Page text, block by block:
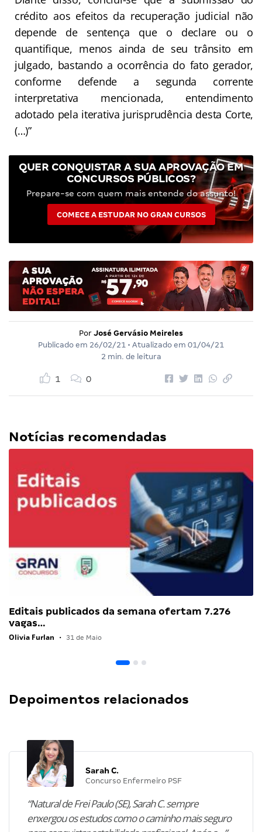
crédito aos efeitos da recuperação judicial não
depende de sentença que o declare ou o
quantifique, menos ainda de seu trânsito em
julgado, bastando a ocorrência do fato gerador,
conforme defende a segunda corrente
interpretativa mencionada, entendimento
adotado pela iterativa jurisprudência desta Corte,
(…)”
QUER CONQUISTAR A SUA APROVAÇÃO EM
CONCURSOS PÚBLICOS?
Prepare-se com quem mais entende do assunto!
COMECE A ESTUDAR NO GRAN CURSOS
Por José Gervásio Meireles
Publicado em 26/02/21 • Atualizado em 01/04/21
2 min. de leitura
1 0
Notícias recomendadas
Editais publicados da semana ofertam 7.276
vagas…
Olivia Furlan • 31 de Maio
Depoimentos relacionados
Sarah C.
Concurso Enfermeiro PSF
“Natural de Frei Paulo (SE), Sarah C. sempre
enxergou os estudos como o caminho mais seguro